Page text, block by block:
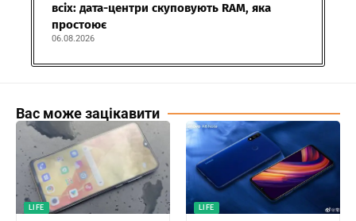
всіх: дата-центри скуповують RAM, яка
простоює
06.08.2026
Вас може зацікавити
LIFE LIFE